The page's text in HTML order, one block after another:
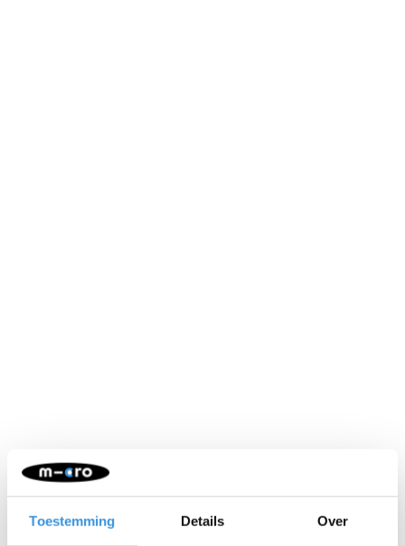
Toestemming Details Over
Neem contact op
Naam: